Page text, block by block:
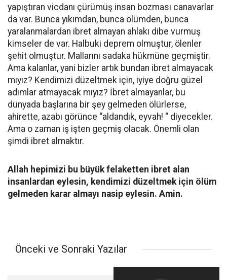
yapıştıran vicdanı çürümüş insan bozması canavarlar
da var. Bunca yıkımdan, bunca ölümden, bunca
yaralanmalardan ibret almayan ahlakı dibe vurmuş
kimseler de var. Halbuki deprem olmuştur, ölenler
şehit olmuştur. Mallarını sadaka hükmüne geçmiştir.
Ama kalanlar, yani bizler artık bundan ibret almayacak
mıyız? Kendimizi düzeltmek için, iyiye doğru güzel
adımlar atmayacak mıyız? İbret almayanlar, bu
dünyada başlarına bir şey gelmeden ölürlerse,
ahirette, azabı görünce “aldandık, eyvah! “ diyecekler.
Ama o zaman iş işten geçmiş olacak. Önemli olan
şimdi ibret almaktır.
Allah hepimizi bu büyük felaketten ibret alan
insanlardan eylesin, kendimizi düzeltmek için ölüm
gelmeden karar almayı nasip eylesin. Amin.
Önceki ve Sonraki Yazılar